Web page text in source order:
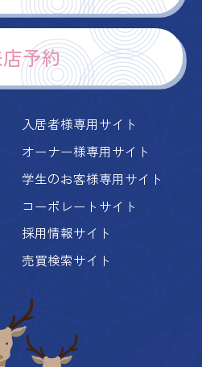
予約
入居者様専用サイト
オーナー様専用サイト
学生のお客様専用サイト
コーポレートサイト
採用情報サイト
売買検索サイト